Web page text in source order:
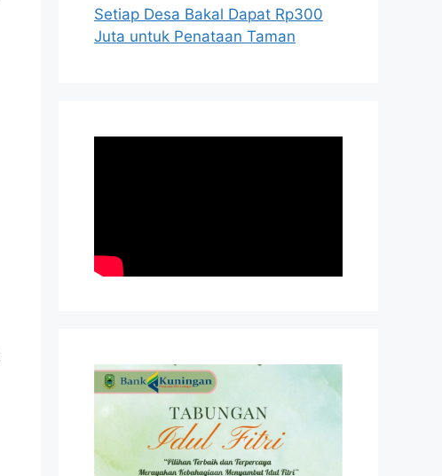
Setiap Desa Bakal Dapat Rp300
Juta untuk Penataan Taman